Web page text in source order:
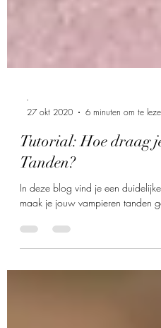
-
27 okt 2020
6 minuten om te lezen
Tutorial: Hoe draag
Tanden?
In deze blog vind je een